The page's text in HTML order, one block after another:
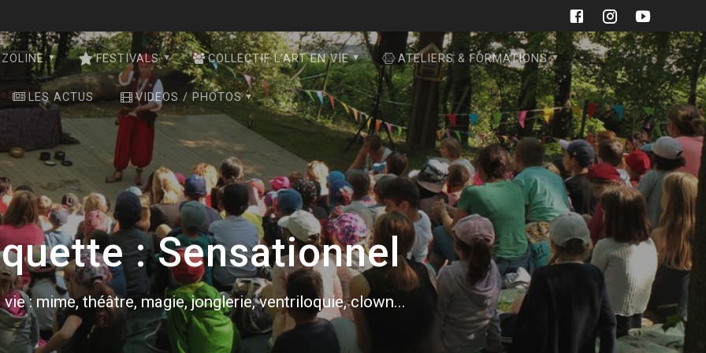
FESTIVALS COLLECTIF L’ART EN VIE ATELIERS & FORMATIONS
LES ACTUS VIDEOS / PHOTOS
:Sensationnel
: mime, théâtre, magie, jonglerie, ventriloquie, clown...